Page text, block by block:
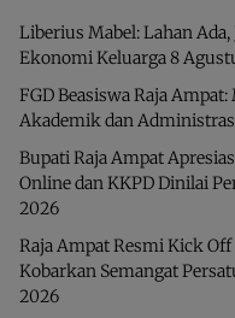
Liberius Mabel: Lahan
Ekonomi Keluarga8
FGD Beasiswa Raja
Akademik dan
Bupati Raja Ampat
Online dan KKPD Dinilai
2026
Raja Ampat Resmi Kick Off
Kobarkan Semangat
2026